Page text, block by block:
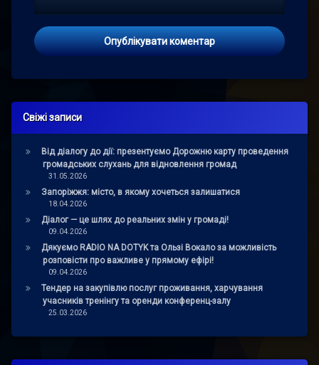
Свіжі записи
Від діалогу до дії: презентуємо Дорожню карту проведення
громадських слухань для відновлення громад
31.05.2026
Запоріжжя: місто, в якому хочеться залишатися
18.04.2026
Діалог — це шлях до реальних змін у громаді!
09.04.2026
Дякуємо RADIO NA DOTYK та Ользі Вокало за можливість
розповісти про важливе у прямому ефірі!
09.04.2026
Тендер на закупівлю послуг проживання, харчування
учасників тренінгу та оренди конференц-залу
25.03.2026